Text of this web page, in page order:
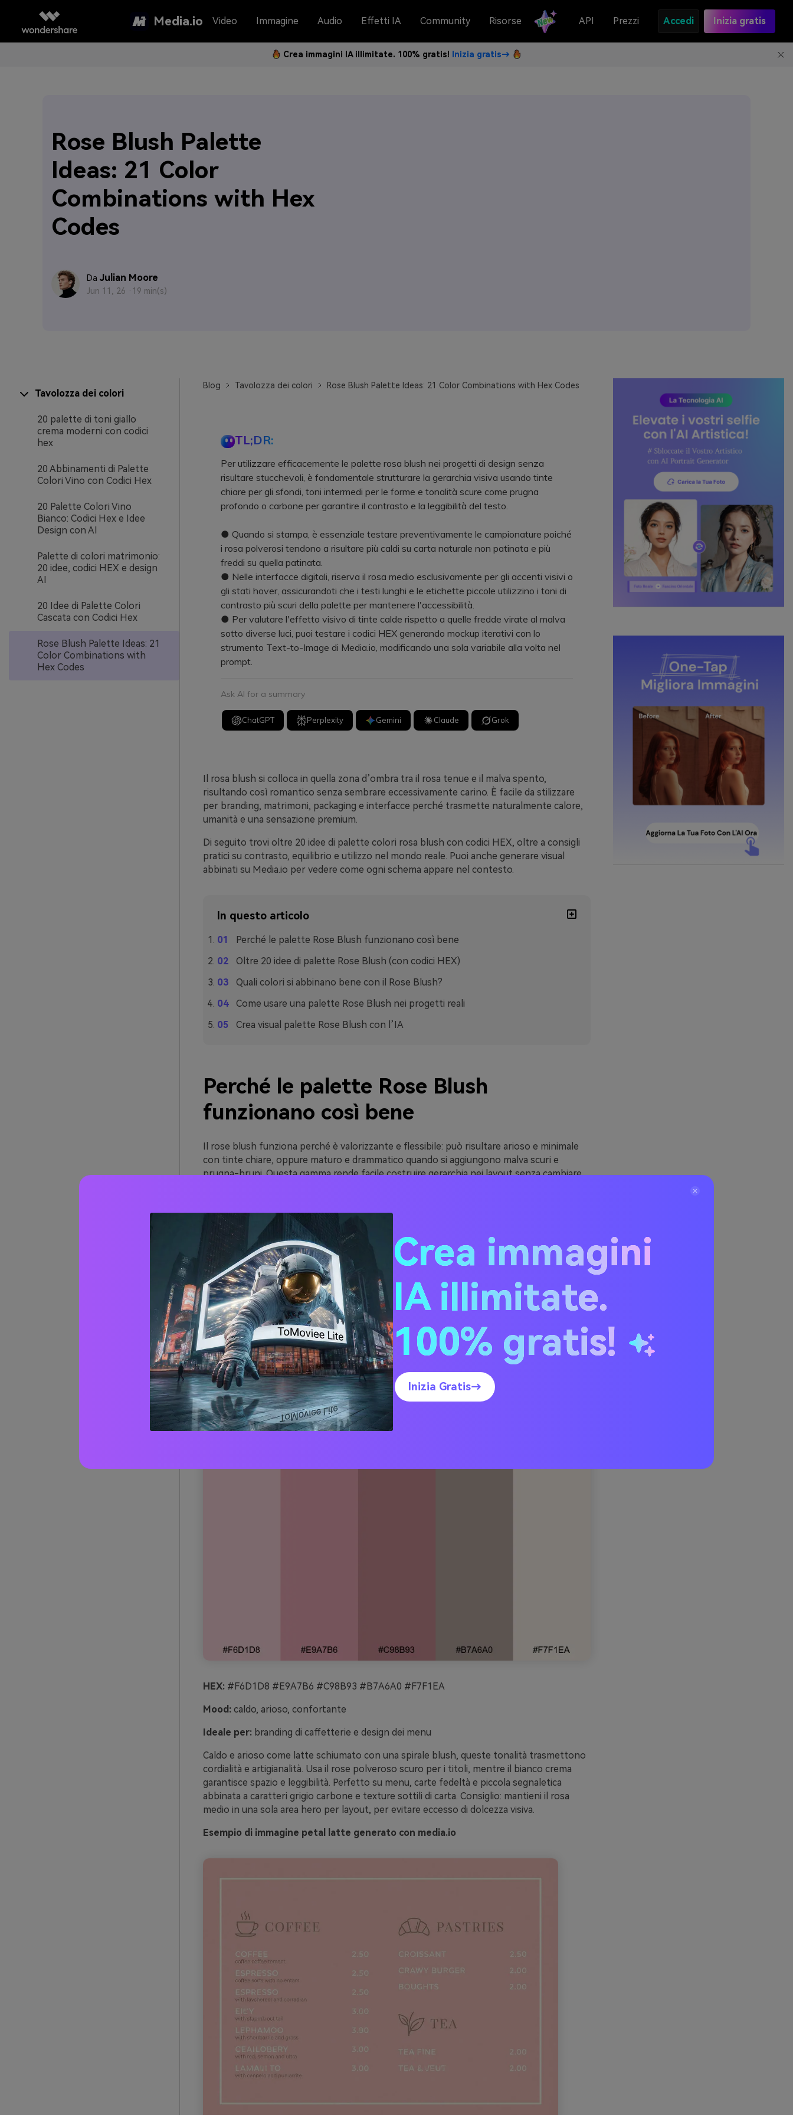
Media.io Video Immagine Audio Effetti IA Community Risorse API Prezzi Accedi Inizia gratis
Crea immagini IA illimitate. 100% gratis! Inizia gratis→
Rose Blush Palette
Ideas: 21 Color
Combinations with Hex
Codes
Da Julian Moore
Jun 11, 26 · 19 min(s)
Tavolozza dei colori
20 palette di toni giallo
crema moderni con codici
hex
20 Abbinamenti di Palette
Colori Vino con Codici Hex
20 Palette Colori Vino
Bianco: Codici Hex e Idee
Design con AI
Palette di colori matrimonio:
20 idee, codici HEX e design
AI
20 Idee di Palette Colori
Cascata con Codici Hex
Rose Blush Palette Ideas: 21
Color Combinations with
Hex Codes
Blog Tavolozza dei colori Rose Blush Palette Ideas: 21 Color Combinations with Hex Codes
TL;DR:
Per utilizzare efficacemente le palette rosa blush nei progetti di design senza
risultare stucchevoli, è fondamentale strutturare la gerarchia visiva usando tinte
chiare per gli sfondi, toni intermedi per le forme e tonalità scure come prugna
profondo o carbone per garantire il contrasto e la leggibilità del testo.
● Quando si stampa, è essenziale testare preventivamente le campionature poiché
i rosa polverosi tendono a risultare più caldi su carta naturale non patinata e più
freddi su quella patinata.
● Nelle interfacce digitali, riserva il rosa medio esclusivamente per gli accenti visivi o
gli stati hover, assicurandoti che i testi lunghi e le etichette piccole utilizzino i toni di
contrasto più scuri della palette per mantenere l'accessibilità.
● Per valutare l'effetto visivo di tinte calde rispetto a quelle fredde virate al malva
sotto diverse luci, puoi testare i codici HEX generando mockup iterativi con lo
strumento Text-to-Image di Media.io, modificando una sola variabile alla volta nel
prompt.
Ask AI for a summary
ChatGPT Perplexity Gemini Claude Grok
Il rosa blush si colloca in quella zona d’ombra tra il rosa tenue e il malva spento,
risultando così romantico senza sembrare eccessivamente carino. È facile da stilizzare
per branding, matrimoni, packaging e interfacce perché trasmette naturalmente calore,
umanità e una sensazione premium.
Di seguito trovi oltre 20 idee di palette colori rosa blush con codici HEX, oltre a consigli
pratici su contrasto, equilibrio e utilizzo nel mondo reale. Puoi anche generare visual
abbinati su Media.io per vedere come ogni schema appare nel contesto.
In questo articolo
Perché le palette Rose Blush funzionano così bene
Oltre 20 idee di palette Rose Blush (con codici HEX)
Quali colori si abbinano bene con il Rose Blush?
Come usare una palette Rose Blush nei progetti reali
Crea visual palette Rose Blush con l’IA
Perché le palette Rose Blush
funzionano così bene
Il rose blush funziona perché è valorizzante e flessibile: può risultare arioso e minimale
con tinte chiare, oppure maturo e drammatico quando si aggiungono malva scuri e
prugna-bruni. Questa gamma rende facile costruire gerarchia nei layout senza cambiare
Si abbina naturalmente anche ai neutri come crema, taupe e grigio tenue, che
mantengono i design calmi ed editoriali. Questi neutri danno respiro, mentre le tonalità
blush offrono calore e un’atmosfera umana e accogliente.
Infine, il rose blush si adatta ai vari media—stampa, web, packaging e social—perché può
essere regolato più caldo (romantico) o più freddo (moderno). Con la giusta tonalità più
scura per il contrasto, resta leggibile e raffinato.
Oltre 20 idee di palette Rose Blush
(con codici HEX)
1) Petal Latte
HEX:#F6D1D8 #E9A7B6 #C98B93 #B7A6A0 #F7F1EA
Mood:caldo, arioso, confortante
Ideale per:branding di caffetterie e design dei menu
Caldo e arioso come latte schiumato con una spirale blush, queste tonalità trasmettono
cordialità e artigianalità. Usa il rose polveroso scuro per i titoli, mentre il bianco crema
garantisce spazio e leggibilità. Perfetto su menu, carte fedeltà e piccola segnaletica
abbinata a caratteri grigio carbone e texture sottili di carta. Consiglio: mantieni il rosa
medio in una sola area hero per layout, per evitare eccesso di dolcezza visiva.
Esempio di immagine petal latte generato con media.io
Crea immagini
IA illimitate.
100% gratis!
Inizia Gratis→